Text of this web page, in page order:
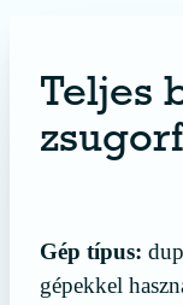
Teljes
Gép típus:
gépekkel